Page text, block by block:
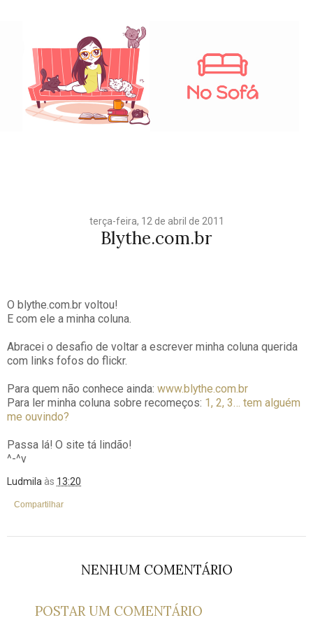
terça-feira, 12 de abril de 2011
Blythe.com.br
O blythe.com.br voltou!
E com ele a minha coluna.
Abracei o desafio de voltar a escrever minha coluna querida
com links fofos do flickr.
Para quem não conhece ainda: www.blythe.com.br
Para ler minha coluna sobre recomeços: 1, 2, 3… tem alguém
me ouvindo?
Passa lá! O site tá lindão!
^-^v
Ludmila às 13:20
Compartilhar
NENHUM COMENTÁRIO
POSTAR UM COMENTÁRIO